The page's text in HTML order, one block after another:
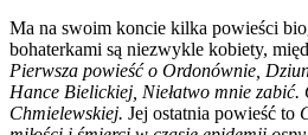
Ma na swoim koncie kilka powieści
bohaterkami są niezwykle kobiety,
Pierwsza powieść o Ordonównie,
Hance Bielickiej, Niełatwo mnie zabić.
Chmielewskiej. Jej ostatnia powieść to